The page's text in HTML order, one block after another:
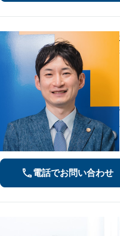
電話でお問い合わせ